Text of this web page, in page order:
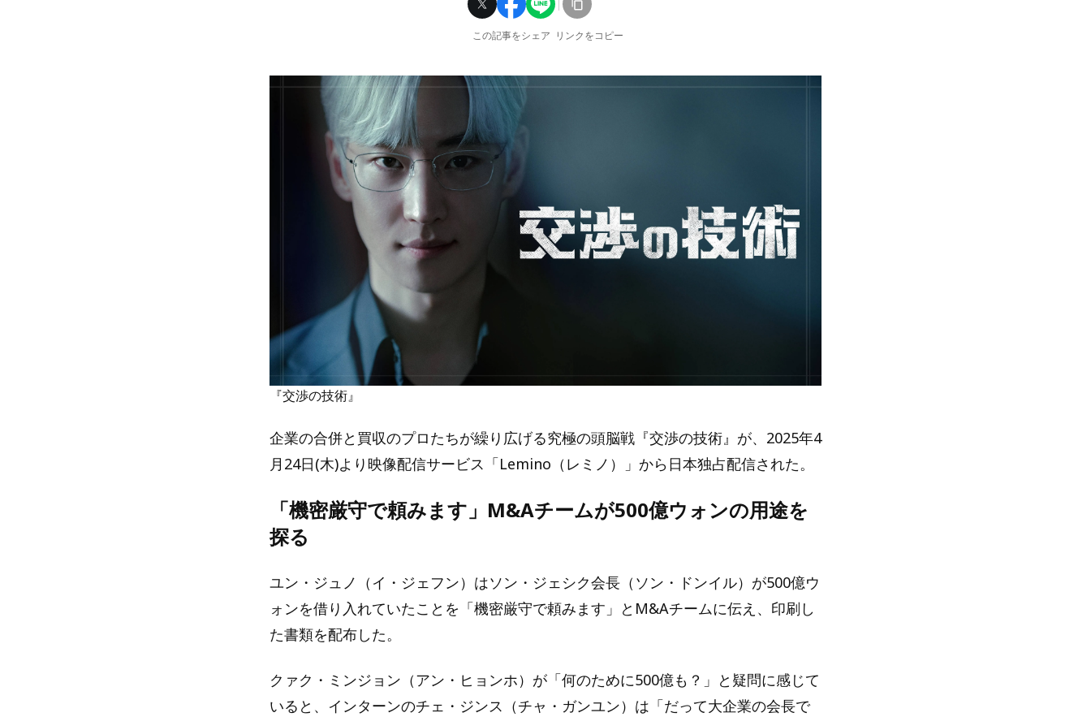
この記事をシェア リンクをコピー
『交渉の技術』
企業の合併と買収のプロたちが繰り広げる究極の頭脳戦『交渉の技術』が、2025年4
月24日(木)より映像配信サービス「Lemino（レミノ）」から日本独占配信された。
「機密厳守で頼みます」M&Aチームが500億ウォンの用途を
探る
ユン・ジュノ（イ・ジェフン）はソン・ジェシク会長（ソン・ドンイル）が500億ウ
ォンを借り入れていたことを「機密厳守で頼みます」とM&Aチームに伝え、印刷し
た書類を配布した。
クァク・ミンジョン（アン・ヒョンホ）が「何のために500億も？」と疑問に感じて
いると、インターンのチェ・ジンス（チャ・ガンユン）は「だって大企業の会長で